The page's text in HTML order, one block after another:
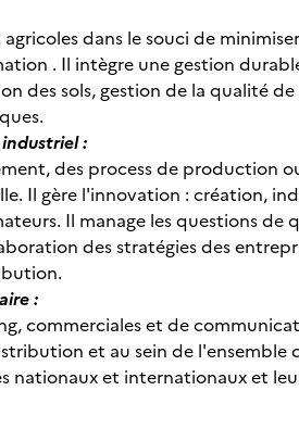
dans le souci de
. Il intègre une gestion
des sols, gestion de la qualité de
:
des process de production
Il gère l'innovation : création,
Il manage les questions de
des stratégies des
:
commerciales et de
et au sein de l'ensemble
nationaux et internationaux et